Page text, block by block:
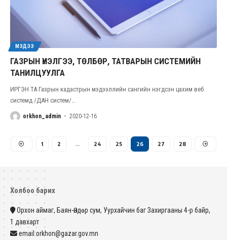
МЭДЭЭ
ГАЗРЫН ҮНЭЛГЭЭ, ТӨЛБӨР, ТАТВАРЫН СИСТЕМИЙН
ТАНИЛЦУУЛГА
ИРГЭН ТА Газрын кадастрын мэдээллийн сангийн нэгдсэн цахим веб
системд /ДАН систем/
orkhon_admin 2020-12-16
1 2 … 24 25 26 27 28
Холбоо барих
Орхон аймаг, Баян-Өндөр сум, Уурхайчин баг Захиргааны 4-р байр,
1 давхарт
email:orkhon@gazar.gov.mn